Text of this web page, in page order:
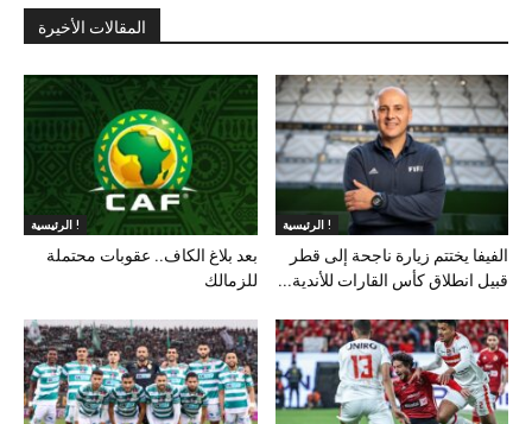
المقالات الأخيرة
الرئيسية !
بعد بلاغ الكاف.. عقوبات محتملة
للزمالك
الرئيسية !
الفيفا يختتم زيارة ناجحة إلى قطر
قبيل انطلاق كأس القارات للأندية...